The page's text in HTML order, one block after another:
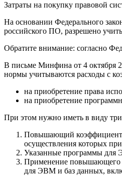
Затраты на покупку правовой
На основании Федерального
российского ПО, разрешено
Обратите внимание: согласно
В письме Минфина от 4 октября
нормы учитываются расходы с
на приобретение права
на приобретение
При этом нужно иметь в виду
Повышающий коэффициент
осуществления которых
Указанные программы для
Применение повышающего
для ЭВМ и баз данных,